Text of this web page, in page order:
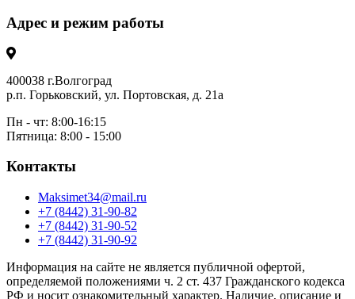
Адрес и режим работы
400038 г.Волгоград
р.п. Горьковский, ул. Портовская, д. 21а
Пн - чт: 8:00-16:15
Пятница: 8:00 - 15:00
Контакты
Maksimet34@mail.ru
+7 (8442) 31-90-82
+7 (8442) 31-90-52
+7 (8442) 31-90-92
Информация на сайте не является публичной офертой,
определяемой положениями ч. 2 ст. 437 Гражданского кодекса
РФ и носит ознакомительный характер. Наличие, описание и